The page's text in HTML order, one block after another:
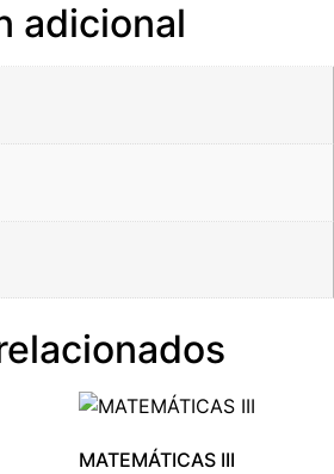
adicional
MATEMÁTICAS III